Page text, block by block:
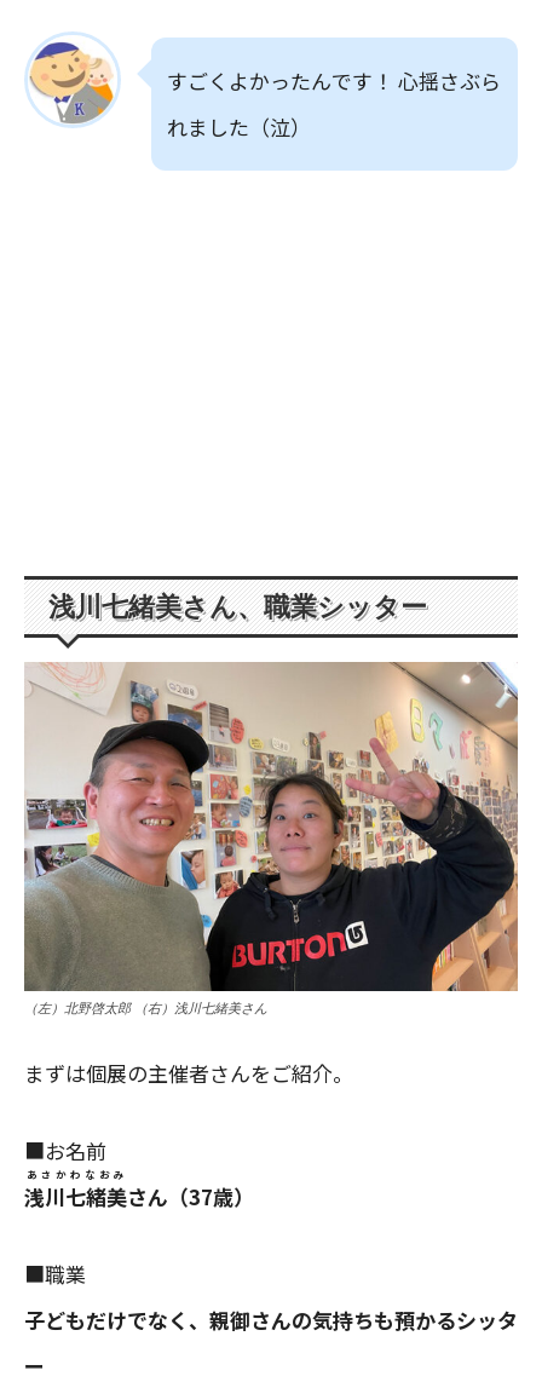
すごくよかったんです！ 心揺さぶら
れました（泣）
浅川七緒美さん、職業シッター
（左）北野啓太郎 （右）浅川七緒美さん
まずは個展の主催者さんをご紹介。
■お名前
浅川七緒美
あさかわなおみ
さん（37歳）
■職業
子どもだけでなく、親御さんの気持ちも預かるシッタ
ー